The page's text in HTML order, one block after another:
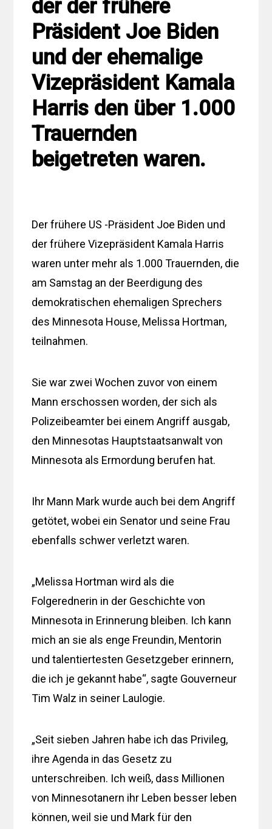
der der frühere
Präsident Joe Biden
und der ehemalige
Vizepräsident Kamala
Harris den über 1.000
Trauernden
beigetreten waren.
Der frühere US -Präsident Joe Biden und
der frühere Vizepräsident Kamala Harris
waren unter mehr als 1.000 Trauernden, die
am Samstag an der Beerdigung des
demokratischen ehemaligen Sprechers
des Minnesota House, Melissa Hortman,
teilnahmen.
Sie war zwei Wochen zuvor von einem
Mann erschossen worden, der sich als
Polizeibeamter bei einem Angriff ausgab,
den Minnesotas Hauptstaatsanwalt von
Minnesota als Ermordung berufen hat.
Ihr Mann Mark wurde auch bei dem Angriff
getötet, wobei ein Senator und seine Frau
ebenfalls schwer verletzt waren.
„Melissa Hortman wird als die
Folgerednerin in der Geschichte von
Minnesota in Erinnerung bleiben. Ich kann
mich an sie als enge Freundin, Mentorin
und talentiertesten Gesetzgeber erinnern,
die ich je gekannt habe“, sagte Gouverneur
Tim Walz in seiner Laulogie.
„Seit sieben Jahren habe ich das Privileg,
ihre Agenda in das Gesetz zu
unterschreiben. Ich weiß, dass Millionen
von Minnesotanern ihr Leben besser leben
können, weil sie und Mark für den